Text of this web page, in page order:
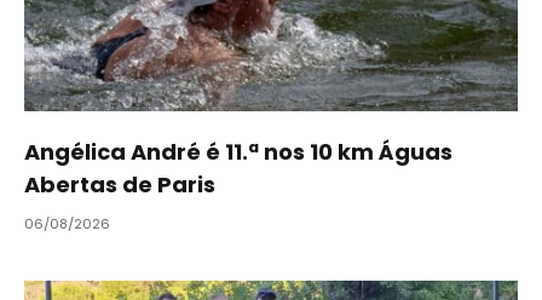
Angélica André é 11.ª nos 10 km Águas
Abertas de Paris
06/08/2026